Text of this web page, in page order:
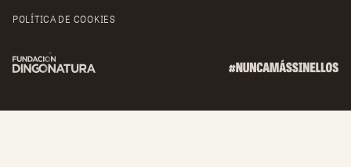
POLÍTICA DE COOKIES